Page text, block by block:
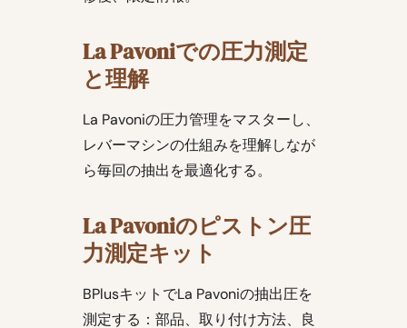
La Pavoniでの圧力測定
と理解
La Pavoniの圧力管理をマスターし、
レバーマシンの仕組みを理解しなが
ら毎回の抽出を最適化する。
La Pavoniのピストン圧
力測定キット
BPlusキットでLa Pavoniの抽出圧を
測定する：部品、取り付け方法、良